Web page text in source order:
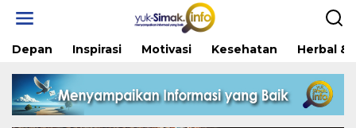
Depan Inspirasi Motivasi Kesehatan Herbal &